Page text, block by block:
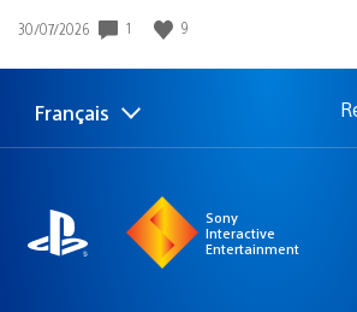
Date
publication
30/07/2026 1 9
Choisir
Région
Français
Sony
Interactive
Entertainment